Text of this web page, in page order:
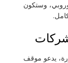
وستكون
يدعو موقف